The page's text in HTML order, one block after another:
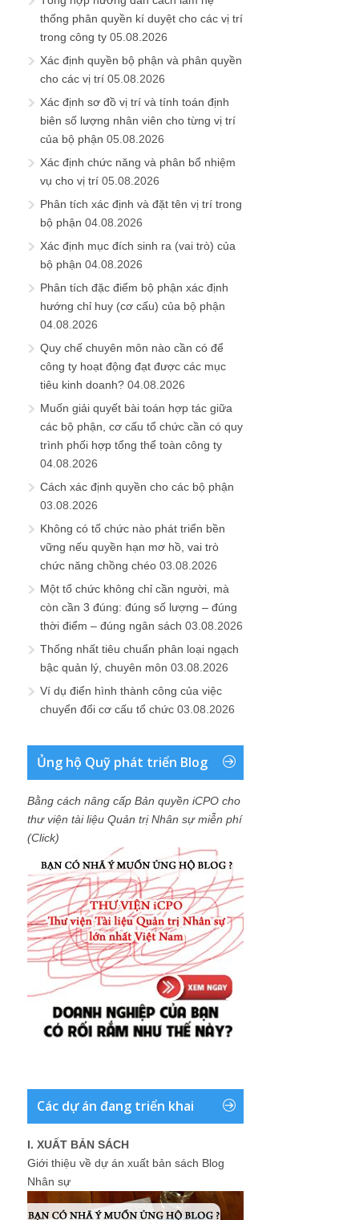
thống phân quyền kí duyệt cho các vị trí
trong công ty 05.08.2026
Xác định quyền bộ phận và phân quyền
cho các vị trí 05.08.2026
Xác định sơ đồ vị trí và tính toán định
biên số lượng nhân viên cho từng vị trí
của bộ phận 05.08.2026
Xác định chức năng và phân bổ nhiệm
vụ cho vị trí 05.08.2026
Phân tích xác định và đặt tên vị trí trong
bộ phận 04.08.2026
Xác định mục đích sinh ra (vai trò) của
bộ phận 04.08.2026
Phân tích đặc điểm bộ phận xác định
hướng chỉ huy (cơ cấu) của bộ phận
04.08.2026
Quy chế chuyên môn nào cần có để
công ty hoạt động đạt được các mục
tiêu kinh doanh? 04.08.2026
Muốn giải quyết bài toán hợp tác giữa
các bộ phận, cơ cấu tổ chức cần có quy
trình phối hợp tổng thể toàn công ty
04.08.2026
Cách xác định quyền cho các bộ phận
03.08.2026
Không có tổ chức nào phát triển bền
vững nếu quyền hạn mơ hồ, vai trò
chức năng chồng chéo 03.08.2026
Một tổ chức không chỉ cần người, mà
còn cần 3 đúng: đúng số lượng – đúng
thời điểm – đúng ngân sách 03.08.2026
Thống nhất tiêu chuẩn phân loại ngạch
bậc quản lý, chuyên môn 03.08.2026
Ví dụ điển hình thành công của việc
chuyển đổi cơ cấu tổ chức 03.08.2026
Ủng hộ Quỹ phát triển Blog
Bằng cách nâng cấp Bản quyền iCPO cho
thư viện tài liệu Quản trị Nhân sự miễn phí
(Click)
Các dự án đang triển khai
I. XUẤT BẢN SÁCH
Giới thiệu về dự án xuất bản sách Blog
Nhân sự